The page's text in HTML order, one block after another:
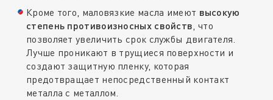
Кроме того, маловязкие масла имеют высокую
степень противоизносных свойств, что
позволяет увеличить срок службы двигателя.
Лучше проникают в трущиеся поверхности и
создают защитную пленку, которая
предотвращает непосредственный контакт
металла с металлом.